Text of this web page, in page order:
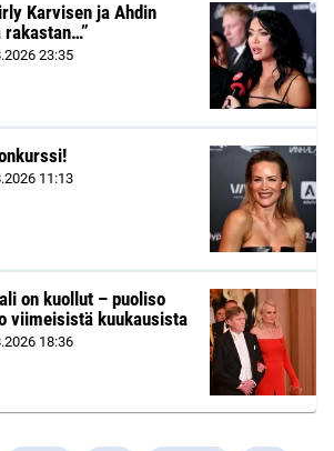
Karvisen ja Ahdin
23:35
11:13
on kuollut – puoliso
viimeisistä kuukausista
18:36